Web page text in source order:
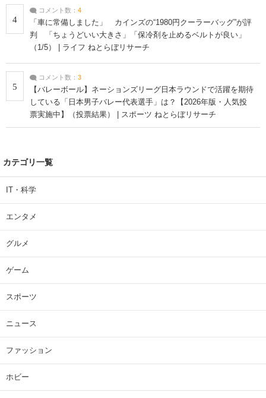
4
コメント数： 4
「車に常備しました」 カインズの“1980円クーラーバッグ”が評
判 「ちょうどいい大きさ」「保冷剤を止めるベルトが良い」
（1/5） | ライフ ねとらぼリサーチ
5
コメント数： 3
【バレーボール】ネーションズリーグ日本ラウンドで活躍を期待
している「日本男子バレー代表選手」は？【2026年版・人気投
票実施中】（投票結果） | スポーツ ねとらぼリサーチ
カテゴリ一覧
IT・科学
エンタメ
グルメ
ゲーム
スポーツ
ニュース
ファッション
ホビー